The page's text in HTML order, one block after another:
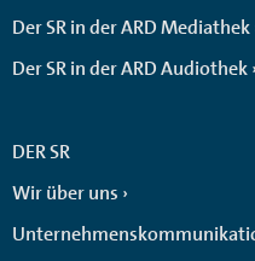
Der SR in der ARD Mediathek
Der SR in der ARD Audiothek
DER SR
Wir über uns